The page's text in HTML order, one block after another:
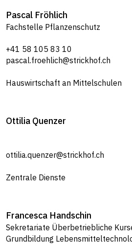
Pascal Fröhlich
Fachstelle Pflanzenschutz
+41 58 105 83 10
pascal.froehlich@strickhof.ch
Hauswirtschaft an Mittelschulen
Ottilia Quenzer
ottilia.quenzer@strickhof.ch
Zentrale Dienste
Francesca Handschin
Sekretariate Überbetriebliche
Grundbildung